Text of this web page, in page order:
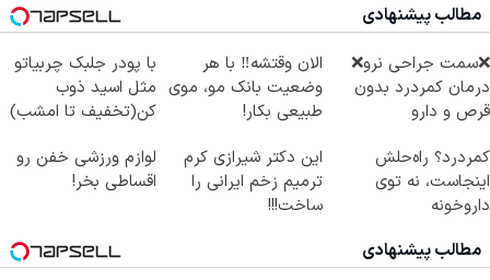
مطالب پیشنهادی
❌سمت جراحی نرو❌
درمان کمردرد بدون
قرص و دارو
الان وقتشه‼️ با هر
وضعیت بانک مو، موی
طبیعی بکار!
با پودر جلبک چربیاتو
مثل اسید ذوب
کن(تخفیف تا امشب)
کمردرد؟ راه‌حلش
اینجاست، نه توی
داروخونه
این دکتر شیرازی کرم
ترمیم زخم ایرانی را
ساخت!!!
لوازم ورزشی خفن رو
اقساطی بخر!
مطالب پیشنهادی